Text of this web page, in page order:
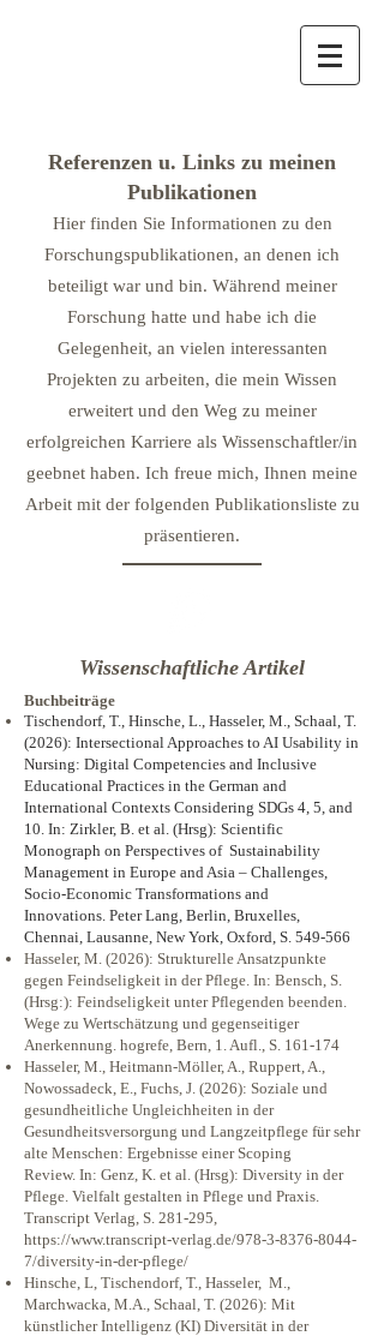
Referenzen u. Links zu meinen
Publikationen
Hier finden Sie Informationen zu den
Forschungspublikationen, an denen ich
beteiligt war und bin. Während meiner
Forschung hatte und habe ich die
Gelegenheit, an vielen interessanten
Projekten zu arbeiten, die mein Wissen
erweitert und den Weg zu meiner
erfolgreichen Karriere als Wissenschaftler/in
geebnet haben. Ich freue mich, Ihnen meine
Arbeit mit der folgenden Publikationsliste zu
präsentieren.
Wissenschaftliche Artikel
​Buchbeiträge
Tischendorf, T., Hinsche, L., Hasseler, M., Schaal, T.
(2026): Intersectional Approaches to AI Usability in
Nursing: Digital Competencies and Inclusive
Educational Practices in the German and
International Contexts Considering SDGs 4, 5, and
10. In: Zirkler, B. et al. (Hrsg): Scientific
Monograph on Perspectives of Sustainability
Management in Europe and Asia – Challenges,
Socio-Economic Transformations and
Innovations. Peter Lang, Berlin, Bruxelles,
Chennai, Lausanne, New York, Oxford, S. 549-566
Hasseler, M. (2026): Strukturelle Ansatzpunkte
gegen Feindseligkeit in der Pflege. In: Bensch, S.
(Hrsg:): Feindseligkeit unter Pflegenden beenden.
Wege zu Wertschätzung und gegenseitiger
Anerkennung. hogrefe, Bern, 1. Aufl., S. 161-174
Hasseler, M., Heitmann-Möller, A., Ruppert, A.,
Nowossadeck, E., Fuchs, J. (2026): Soziale und
gesundheitliche Ungleichheiten in der
Gesundheitsversorgung und Langzeitpflege für sehr
alte Menschen: Ergebnisse einer Scoping
Review. In: Genz, K. et al. (Hrsg): Diversity in der
Pflege. Vielfalt gestalten in Pflege und Praxis.
Transcript Verlag, S. 281-295,
https://www.transcript-verlag.de/978-3-8376-8044-
7/diversity-in-der-pflege/
​Hinsche, L, Tischendorf, T., Hasseler, M.,
Marchwacka, M.A., Schaal, T. (2026): Mit
künstlicher Intelligenz (KI) Diversität in der